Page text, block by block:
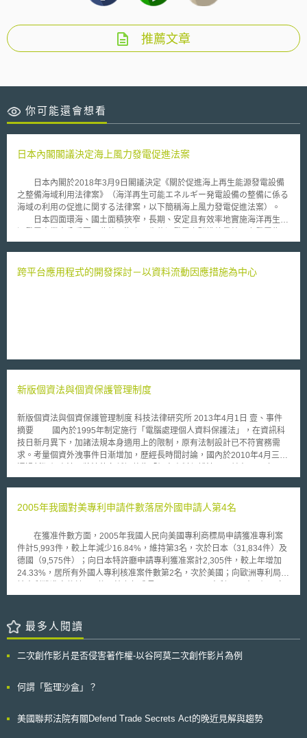
推薦文章
你可能還會想看
日本內閣閣議決定海上風力發電促進法案
日本內閣於2018年3月9日閣議決定《關於促進海上再生能源發電設備
之整備海域利用法律案》（海洋再生可能エネルギー発電設備の整備に係る
海域の利用の促進に関する法律案，以下簡稱海上風力發電促進法案）。
日本四面環海、國土面積狹窄，長期、安定且有效率地實施海洋再生能
少，有助於地球暖化對策，推動海上再生能源發電事業亦可幫助發電設備之
等相關規範，不利於推動海洋再生能源發電事業，故日本政府擬透過制定
許可。
跨平台應用程式的開發探討－以資料流動因應措施為中心
新版個資法與個資保護管理制度
新版個資法與個資保護管理制度 科技法律研究所 2013年4月1日 壹、事件
摘要 國內於1995年制定施行「電腦處理個人資料保護法」，在資訊科
技日新月異下，加諸法規本身適用上的限制，原有法制設計已不符實務需
求。考量個資外洩事件日漸增加，歷經長時間討論，國內於2010年4月三讀
月1日正式實施新制。新法不僅全面調整法規內容，並大幅加重企業所負義
業而言，如何有效因應個資法要求，採取妥適的對應策略降低風險，已成為
1995年8月即制定施行「電腦處理個人資料保護法」，惟經過十餘年的發
展，在電腦與資訊科技日新月異下，包括電子商務等新興商務模式，均廣泛
蒐集個人資料，個人隱私的妥善保護，日益重要。然而，原有的「電腦處理
個人資料保護法」，於適用主體方面，存在著行業別的限制，僅有「徵信
理的個人資料，才受到保護，不包括非經電腦處理的個人資料，對於保護個
人資料隱私權益規範，明顯不足。 個資外洩事件層出不窮下，2007年
行政院消費者保護委員會提出的十大消費新聞中，「電子商務、電視購物個
2010年7月1日起適用「電腦處理個人資料保護法」。 為使個人資料保
腦處理個人資料保護法修正草案」，並將名稱修正為「個人資料保護法」，
歷經立法院會多次討論，終於在2010年4月三讀通過，法律名稱調整為「個
2005年我國對美專利申請件數落居外國申請人第4名
在獲准件數方面，2005年我國人民向美國專利商標局申請獲准專利案
件計5,993件，較上年減少16.84%，維持第3名，次於日本（31,834件）及
德國（9,575件）；向日本特許廳申請專利獲准案計2,305件，較上年增加
24.33%，居所有外國人專利核准案件數第2名，次於美國；向歐洲專利局申
或區域的創新活動，同時可展現該國或區域發揮知識力量，並將其轉換為有
用性，因此，專利的數量及其相關指標可說是衡量研究及發展（R&D）投入
所獲產值的最佳工具。 根據智慧財產局最近發布之「2005年我國與美
許廳及歐洲專利局之申請與核准專利件數較往年雖有成長，但我國向美國申
所超越，南韓的大幅成長值得關注。 美國依然是我國人民提出專利申
商標局提出專利申請案自2003年之10,411件，成長至2004年之13,646件，
最多人閱讀
二次創作影片是否侵害著作權-以谷阿莫二次創作影片為例
何謂「監理沙盒」？
美國聯邦法院有關Defend Trade Secrets Act的晚近見解與趨勢